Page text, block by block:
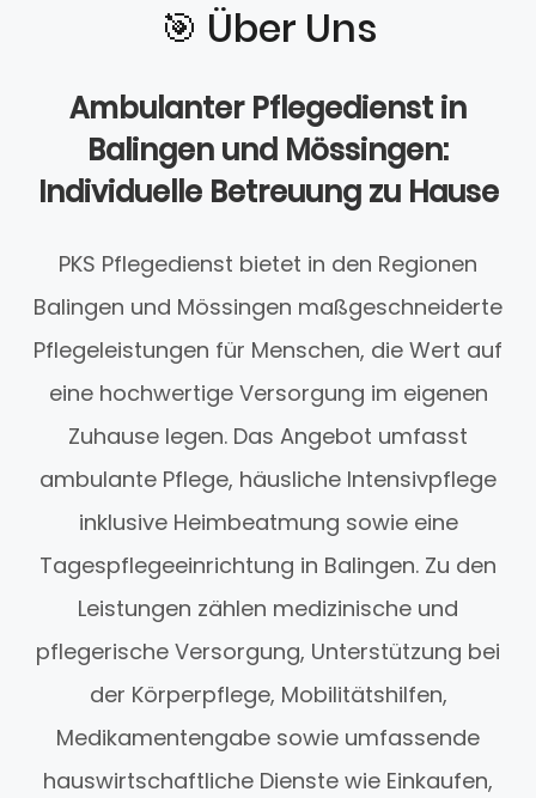
🎯️ Über Uns
Ambulanter Pflegedienst in
Balingen und Mössingen:
Individuelle Betreuung zu Hause
PKS Pflegedienst bietet in den Regionen
Balingen und Mössingen maßgeschneiderte
Pflegeleistungen für Menschen, die Wert auf
eine hochwertige Versorgung im eigenen
Zuhause legen. Das Angebot umfasst
ambulante Pflege, häusliche Intensivpflege
inklusive Heimbeatmung sowie eine
Tagespflegeeinrichtung in Balingen. Zu den
Leistungen zählen medizinische und
pflegerische Versorgung, Unterstützung bei
der Körperpflege, Mobilitätshilfen,
Medikamentengabe sowie umfassende
hauswirtschaftliche Dienste wie Einkaufen,